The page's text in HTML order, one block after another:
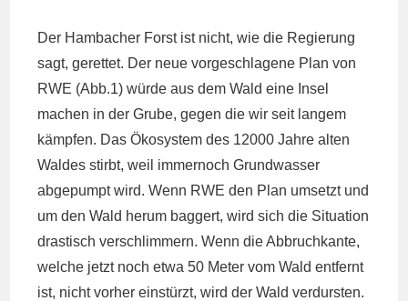
Der Hambacher Forst ist nicht, wie die Regierung
sagt, gerettet. Der neue vorgeschlagene Plan von
RWE (Abb.1) würde aus dem Wald eine Insel
machen in der Grube, gegen die wir seit langem
kämpfen. Das Ökosystem des 12000 Jahre alten
Waldes stirbt, weil immernoch Grundwasser
abgepumpt wird. Wenn RWE den Plan umsetzt und
um den Wald herum baggert, wird sich die Situation
drastisch verschlimmern. Wenn die Abbruchkante,
welche jetzt noch etwa 50 Meter vom Wald entfernt
ist, nicht vorher einstürzt, wird der Wald verdursten.